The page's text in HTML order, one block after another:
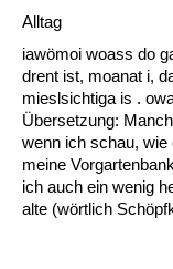
Alltag
iawömoi woass do
drent ist, moanat i,
mieslsichtiga is .
Übersetzung:
wenn ich schau, wie
meine
ich auch ein wenig
alte (wörtlich